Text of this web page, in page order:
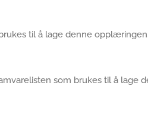
til å lage denne
som brukes til å lage